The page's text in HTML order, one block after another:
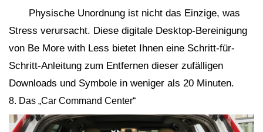
Physische Unordnung ist nicht das Einzige, was
Stress verursacht. Diese digitale Desktop-Bereinigung
von Be More with Less bietet Ihnen eine Schritt-für-
Schritt-Anleitung zum Entfernen dieser zufälligen
Downloads und Symbole in weniger als 20 Minuten.
8. Das „Car Command Center“